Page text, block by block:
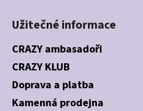
Užitečné informace
CRAZY ambasadoři
CRAZY KLUB
Doprava a platba
Kamenná prodejna